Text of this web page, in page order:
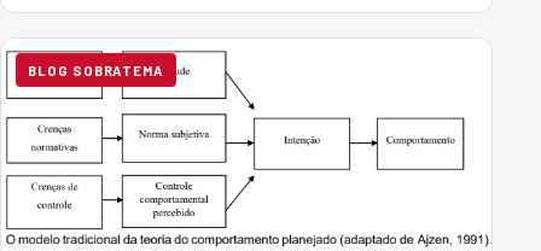
clim&aacute…
BLOG SOBRATEMA